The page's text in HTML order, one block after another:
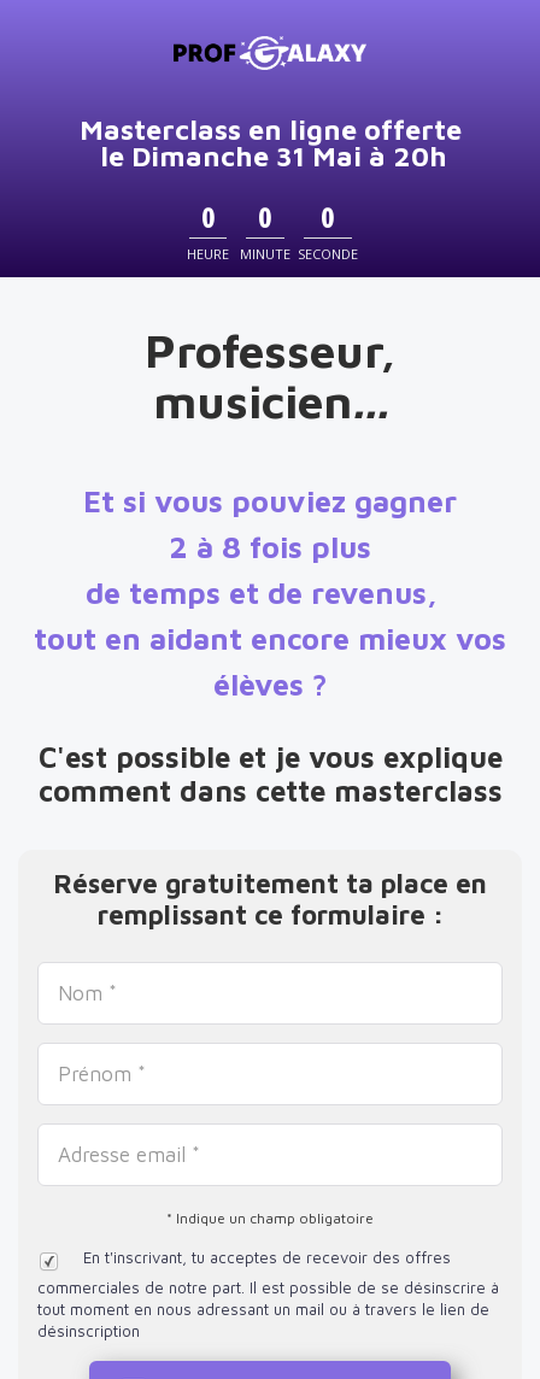
Masterclass en ligne offerte
le Dimanche 31 Mai à 20h
0
HEURE
0
MINUTE
0
SECONDE
Professeur,
musicien...
Et si vous pouviez gagner
2 à 8 fois plus
de temps et de revenus,
tout en aidant encore mieux vos
élèves ?
C'est possible et je vous explique
comment dans cette masterclass
Réserve gratuitement ta place en
remplissant ce formulaire :
* Indique un champ obligatoire
En t'inscrivant, tu acceptes de recevoir des offres
commerciales de notre part. Il est possible de se désinscrire à
tout moment en nous adressant un mail ou à travers le lien de
désinscription